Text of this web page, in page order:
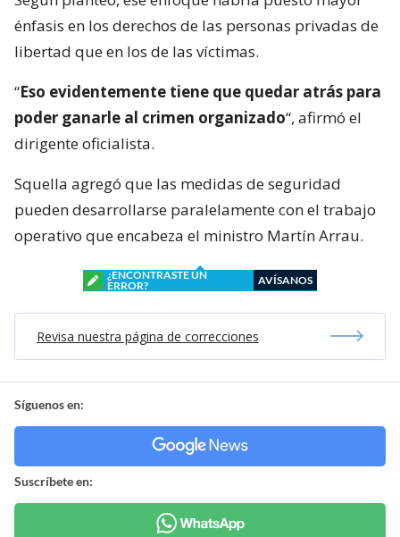
énfasis en los derechos de las personas privadas de
libertad que en los de las víctimas.
“Eso evidentemente tiene que quedar atrás para
poder ganarle al crimen organizado“, afirmó el
dirigente oficialista.
Squella agregó que las medidas de seguridad
pueden desarrollarse paralelamente con el trabajo
operativo que encabeza el ministro Martín Arrau.
¿ENCONTRASTE UN
ERROR?
AVÍSANOS
Revisa nuestra página de correcciones
Síguenos en:
Suscríbete en: